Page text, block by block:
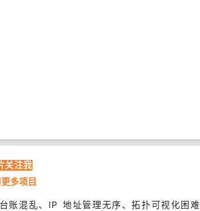
关注我
多项目
账混乱、IP 地址管理无序、拓扑可视化困难